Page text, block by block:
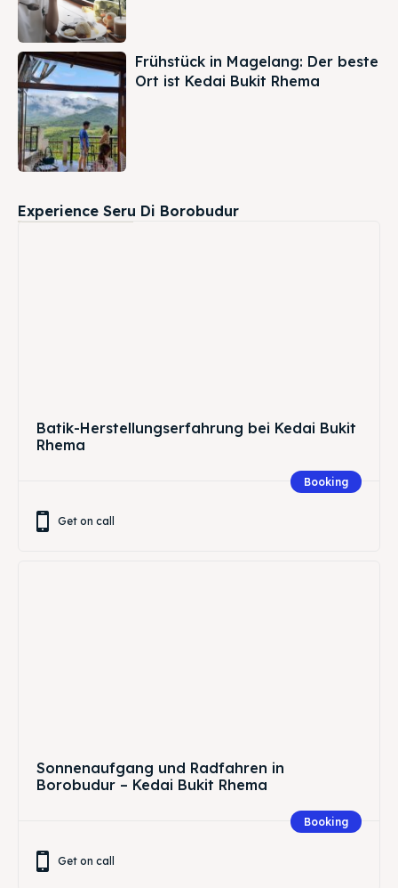
Frühstück in Magelang: Der beste
Ort ist Kedai Bukit Rhema
Experience Seru Di Borobudur
Batik-Herstellungserfahrung bei Kedai Bukit
Rhema
Booking
Get on call
Sonnenaufgang und Radfahren in
Borobudur – Kedai Bukit Rhema
Booking
Get on call